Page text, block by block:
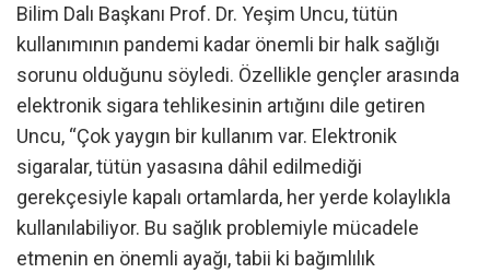
Bilim Dalı Başkanı Prof. Dr. Yeşim Uncu, tütün
kullanımının pandemi kadar önemli bir halk sağlığı
sorunu olduğunu söyledi. Özellikle gençler arasında
elektronik sigara tehlikesinin artığını dile getiren
Uncu, “Çok yaygın bir kullanım var. Elektronik
sigaralar, tütün yasasına dâhil edilmediği
gerekçesiyle kapalı ortamlarda, her yerde kolaylıkla
kullanılabiliyor. Bu sağlık problemiyle mücadele
etmenin en önemli ayağı, tabii ki bağımlılık